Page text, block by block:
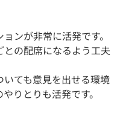
ンが非常に活発です。
の配席になるよう工夫
ても意見を出せる環境
りとりも活発です。